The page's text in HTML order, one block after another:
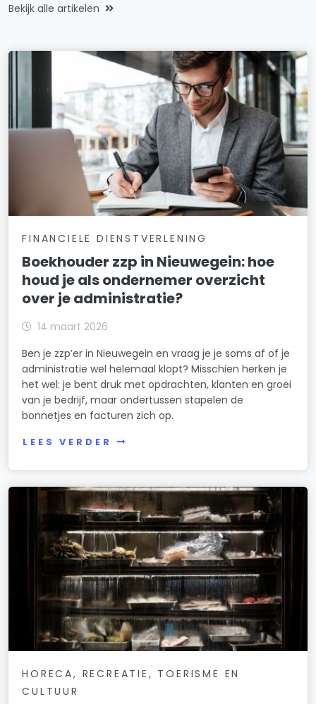
Bekijk alle artikelen
FINANCIELE DIENSTVERLENING
Boekhouder zzp in Nieuwegein: hoe
houd je als ondernemer overzicht
over je administratie?
14 maart 2026
Ben je zzp’er in Nieuwegein en vraag je je soms af of je
administratie wel helemaal klopt? Misschien herken je
het wel: je bent druk met opdrachten, klanten en groei
van je bedrijf, maar ondertussen stapelen de
bonnetjes en facturen zich op.
LEES VERDER
HORECA, RECREATIE, TOERISME EN
CULTUUR